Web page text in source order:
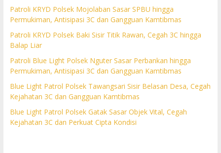
Patroli KRYD Polsek Mojolaban Sasar SPBU hingga
Permukiman, Antisipasi 3C dan Gangguan Kamtibmas
Patroli KRYD Polsek Baki Sisir Titik Rawan, Cegah 3C hingga
Balap Liar
Patroli Blue Light Polsek Nguter Sasar Perbankan hingga
Permukiman, Antisipasi 3C dan Gangguan Kamtibmas
Blue Light Patrol Polsek Tawangsari Sisir Belasan Desa, Cegah
Kejahatan 3C dan Gangguan Kamtibmas
Blue Light Patrol Polsek Gatak Sasar Objek Vital, Cegah
Kejahatan 3C dan Perkuat Cipta Kondisi